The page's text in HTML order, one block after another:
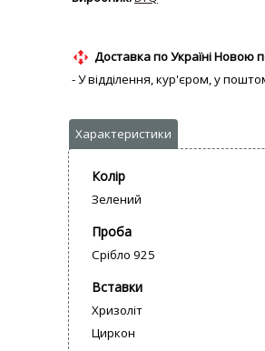
Доставка по Україні Новою
- У відділення, кур'єром, у
Колір
Зелений
Проба
Срібло 925
Вставки
Хризоліт
Циркон